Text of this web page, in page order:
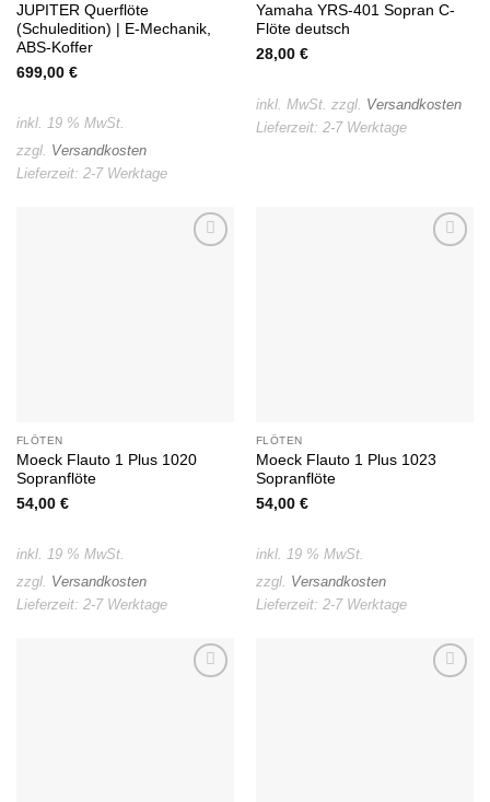
JUPITER Querflöte
(Schuledition) | E-Mechanik,
ABS-Koffer
699,00 €
inkl. 19 % MwSt.
zzgl. Versandkosten
Lieferzeit: 2-7 Werktage
Yamaha YRS-401 Sopran C-
Flöte deutsch
28,00 €
inkl. MwSt. zzgl. Versandkosten
Lieferzeit: 2-7 Werktage
FLÖTEN
Moeck Flauto 1 Plus 1020
Sopranflöte
54,00 €
inkl. 19 % MwSt.
zzgl. Versandkosten
Lieferzeit: 2-7 Werktage
FLÖTEN
Moeck Flauto 1 Plus 1023
Sopranflöte
54,00 €
inkl. 19 % MwSt.
zzgl. Versandkosten
Lieferzeit: 2-7 Werktage